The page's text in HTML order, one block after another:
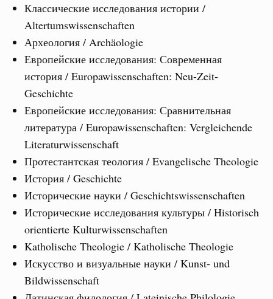
Классические исследования истории /
Altertumswissenschaften
Археология / Archäologie
Европейские исследования: Современная
история / Europawissenschaften: Neu-Zeit-
Geschichte
Европейские исследования: Сравнительная
литература / Europawissenschaften: Vergleichende
Literaturwissenschaft
Протестантская теология / Evangelische Theologie
История / Geschichte
Исторические науки / Geschichtswissenschaften
Исторические исследования культуры / Historisch
orientierte Kulturwissenschaften
Katholische Theologie / Katholische Theologie
Искусство и визуальные науки / Kunst- und
Bildwissenschaft